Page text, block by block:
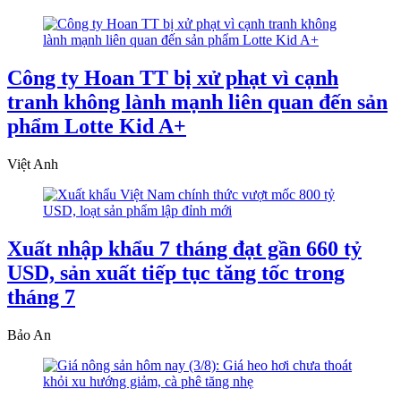
Công ty Hoan TT bị xử phạt vì cạnh
tranh không lành mạnh liên quan đến sản
phẩm Lotte Kid A+
Việt Anh
Xuất nhập khẩu 7 tháng đạt gần 660 tỷ
USD, sản xuất tiếp tục tăng tốc trong
tháng 7
Bảo An